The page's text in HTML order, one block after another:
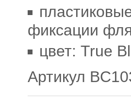
фиксации
цвет: True
Артикул